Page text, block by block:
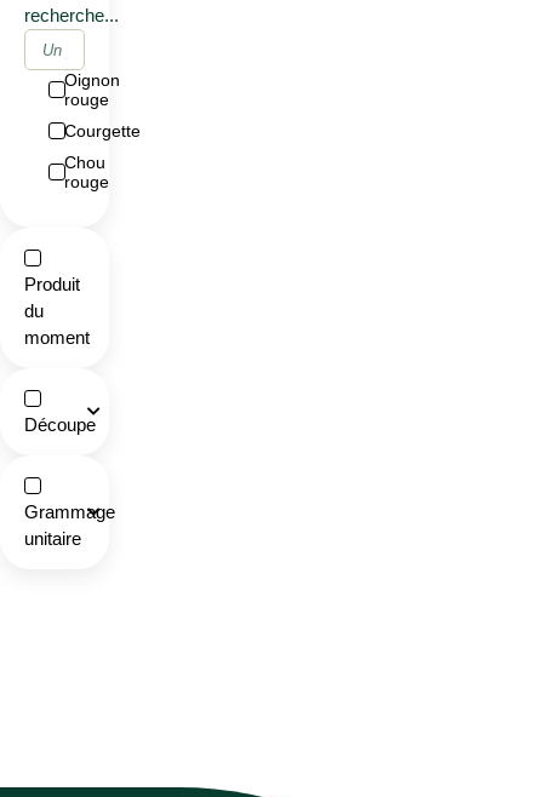
recherche...
Oignon
rouge
Courgette
Chou
rouge
Produit
du
moment
Découpe
Grammage
unitaire